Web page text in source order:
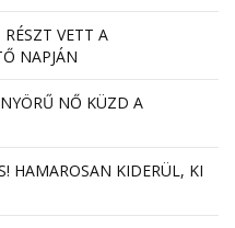
VETT A
NAPJÁN
NŐ KÜZD A
HAMAROSAN KIDERÜL, KI